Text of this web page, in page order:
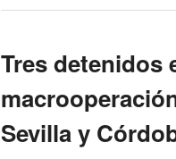
Tres detenidos
Sevilla y